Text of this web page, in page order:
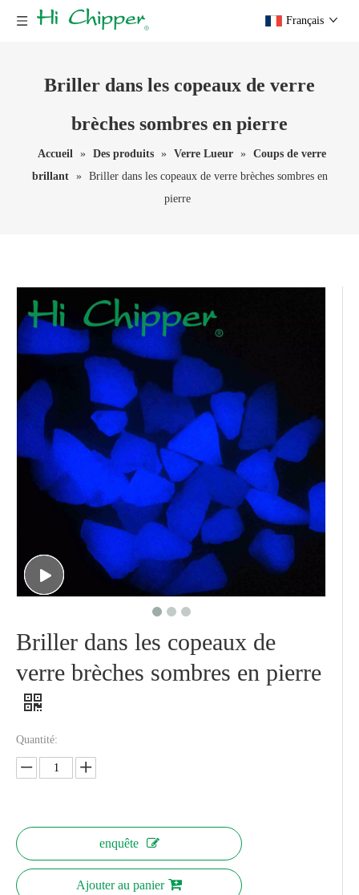
Français
Briller dans les copeaux de verre
brèches sombres en pierre
Accueil » Des produits » Verre Lueur » Coups de verre
brillant
» Briller dans les copeaux de verre brèches sombres en
pierre
Briller dans les copeaux de
verre brèches sombres en pierre
Quantité:
enquête
Ajouter au panier